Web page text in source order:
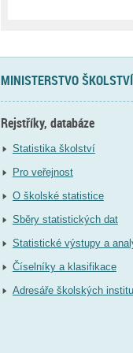
MINISTERSTVO
Rejstříky, databáze
Statistika školství
Pro veřejnost
O školské statistice
Sběry statistických dat
Statistické výstupy a
Číselníky a klasifikace
Adresáře školských